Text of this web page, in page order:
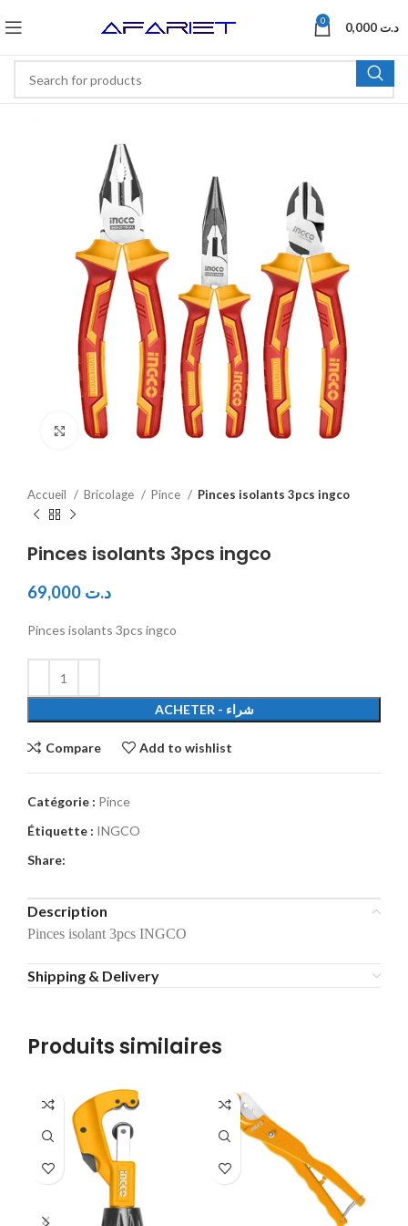
0 د.ت
Click to enlarge
Accueil Bricolage Pince Pinces isolants 3pcs ingco
Pinces isolants 3pcs ingco
د.ت
Pinces isolants 3pcs ingco
ACHETER - شراء
Compare Add to wishlist
Catégorie : Pince
Étiquette : INGCO
Share:
Description
Pinces isolant 3pcs INGCO
Shipping & Delivery
Produits similaires